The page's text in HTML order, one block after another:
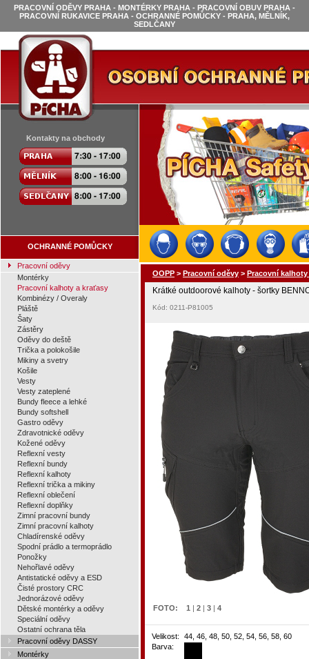
PRACOVNÍ ODĚVY PRAHA - MONTÉRKY PRAHA - PRACOVNÍ OBUV PRAHA -
PRACOVNÍ RUKAVICE PRAHA - OCHRANNÉ POMŮCKY - PRAHA, MĚLNÍK,
SEDLČANY
Kontakty na obchody
OCHRANNÉ POMŮCKY
Pracovní oděvy
Montérky
Pracovní kalhoty a kraťasy
Kombinézy / Overaly
Pláště
Šaty
Zástěry
Oděvy do deště
Trička a polokošile
Mikiny a svetry
Košile
Vesty
Vesty zateplené
Bundy fleece a lehké
Bundy softshell
Gastro oděvy
Zdravotnické oděvy
Kožené oděvy
Reflexní vesty
Reflexní bundy
Reflexní kalhoty
Reflexní trička a mikiny
Reflexní oblečení
Reflexní doplňky
Zimní pracovní bundy
Zimní pracovní kalhoty
Chladírenské oděvy
Spodní prádlo a termoprádlo
Ponožky
Nehořlavé oděvy
Antistatické oděvy a ESD
Čisté prostory CRC
Jednorázové oděvy
Dětské montérky a oděvy
Speciální oděvy
Ostatní ochrana těla
Pracovní oděvy DASSY
Montérky
OOPP > Pracovní oděvy > Pracovní
Krátké outdoorové kalhoty - šortky
Kód: 0211-P81005
FOTO: 1 | 2 | 3 | 4
Velikost:
44, 46, 48, 50, 52, 54, 56, 58, 60
Barva: